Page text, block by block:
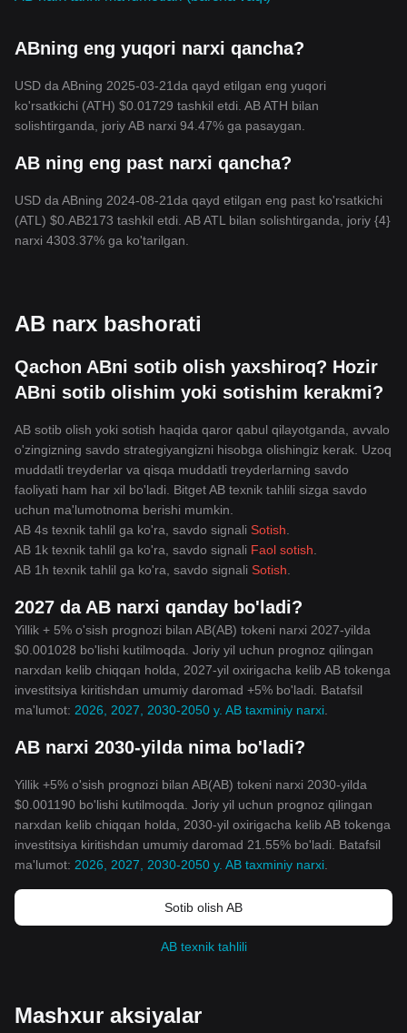
ABning eng yuqori narxi qancha?
USD da ABning 2025-03-21da qayd etilgan eng yuqori
ko'rsatkichi (ATH) $0.01729 tashkil etdi. AB ATH bilan
solishtirganda, joriy AB narxi 94.47% ga pasaygan.
AB ning eng past narxi qancha?
USD da ABning 2024-08-21da qayd etilgan eng past ko'rsatkichi
(ATL) $0.AB2173 tashkil etdi. AB ATL bilan solishtirganda, joriy {4}
narxi 4303.37% ga ko'tarilgan.
AB narx bashorati
Qachon ABni sotib olish yaxshiroq? Hozir
ABni sotib olishim yoki sotishim kerakmi?
AB sotib olish yoki sotish haqida qaror qabul qilayotganda, avvalo
o'zingizning savdo strategiyangizni hisobga olishingiz kerak. Uzoq
muddatli treyderlar va qisqa muddatli treyderlarning savdo
faoliyati ham har xil bo'ladi. Bitget AB texnik tahlili sizga savdo
uchun ma'lumotnoma berishi mumkin.
AB 4s texnik tahlil ga ko'ra, savdo signali Sotish
AB 1k texnik tahlil ga ko'ra, savdo signali Faol sotish
AB 1h texnik tahlil ga ko'ra, savdo signali Sotish
2027 da AB narxi qanday bo'ladi?
Yillik + 5% o'sish prognozi bilan AB(AB) tokeni narxi 2027-yilda
$0.001028 bo'lishi kutilmoqda. Joriy yil uchun prognoz qilingan
narxdan kelib chiqqan holda, 2027-yil oxirigacha kelib AB tokenga
investitsiya kiritishdan umumiy daromad +5% bo'ladi. Batafsil
ma'lumot: 2026, 2027, 2030-2050 y. AB taxminiy narxi
AB narxi 2030-yilda nima bo'ladi?
Yillik +5% o'sish prognozi bilan AB(AB) tokeni narxi 2030-yilda
$0.001190 bo'lishi kutilmoqda. Joriy yil uchun prognoz qilingan
narxdan kelib chiqqan holda, 2030-yil oxirigacha kelib AB tokenga
investitsiya kiritishdan umumiy daromad 21.55% bo'ladi. Batafsil
ma'lumot: 2026, 2027, 2030-2050 y. AB taxminiy narxi
Sotib olish AB
AB texnik tahlili
Mashxur aksiyalar